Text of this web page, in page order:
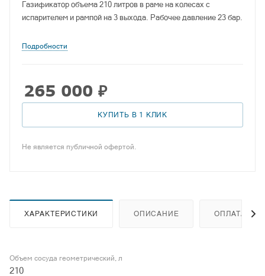
Газификатор объема 210 литров в раме на колесах с
испарителем и рампой на 3 выхода. Рабочее давление 23 бар.
Подробности
265 000 ₽
КУПИТЬ В 1 КЛИК
Не является публичной офертой.
ХАРАКТЕРИСТИКИ ОПИСАНИЕ ОПЛАТА
Объем сосуда геометрический, л
210